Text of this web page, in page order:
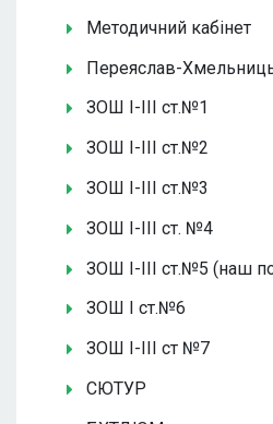
Методичний кабінет
Переяслав-
ЗОШ І-ІІІ ст.№1
ЗОШ І-ІІІ ст.№2
ЗОШ І-ІІІ ст.№3
ЗОШ І-ІІІ ст. №4
ЗОШ І-ІІІ ст.№5 (наш
ЗОШ І ст.№6
ЗОШ І-ІІІ ст №7
СЮТУР